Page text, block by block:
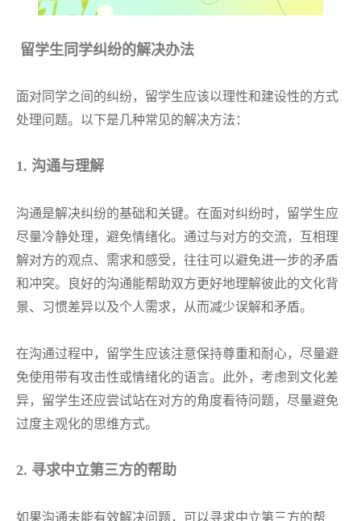
留学生同学纠纷的解决办法
面对同学之间的纠纷，留学生应该以理性和建设性的方式
处理问题。以下是几种常见的解决方法：
1. 沟通与理解
沟通是解决纠纷的基础和关键。在面对纠纷时，留学生应
尽量冷静处理，避免情绪化。通过与对方的交流，互相理
解对方的观点、需求和感受，往往可以避免进一步的矛盾
和冲突。良好的沟通能帮助双方更好地理解彼此的文化背
景、习惯差异以及个人需求，从而减少误解和矛盾。
在沟通过程中，留学生应该注意保持尊重和耐心，尽量避
免使用带有攻击性或情绪化的语言。此外，考虑到文化差
异，留学生还应尝试站在对方的角度看待问题，尽量避免
过度主观化的思维方式。
2. 寻求中立第三方的帮助
如果沟通未能有效解决问题，可以寻求中立第三方的帮